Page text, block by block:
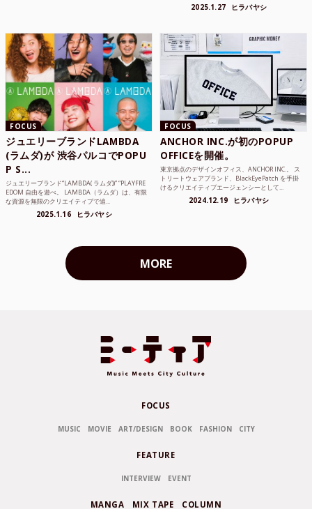
2025.1.27 ヒラバヤシ
FOCUS
ジュエリーブランドLAMBDA
(ラムダ)が 渋谷パルコでPOPU
P S...
ジュエリーブランド“LAMBDA( ラムダ))” “PLAYFRE
EDOM 自由を遊べ。 LAMBDA（ラムダ）は、有限
な資源を無限のクリエイティブで追...
2025.1.16 ヒラバヤシ
FOCUS
ANCHOR INC.が初のPOPUP
OFFICEを開催。
東京拠点のデザインオフィス、ANCHOR INC.。 ス
トリートウェアブランド、BlackEyePatch を手掛
けるクリエイティブエージェンシーとして...
2024.12.19 ヒラバヤシ
MORE
FOCUS
MUSIC MOVIE ART/DESIGN BOOK FASHION CITY
FEATURE
INTERVIEW EVENT
MANGA MIX TAPE COLUMN